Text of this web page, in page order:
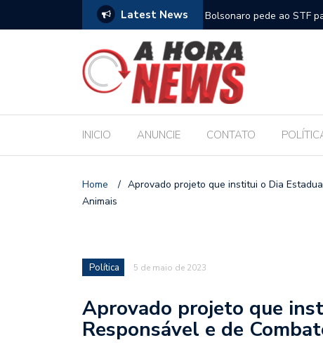
Latest News
com a Educação durante posse Bolsonaro pede ao STF
INICIO ANUNCIE CONTATO
Home / Aprovado projeto que institui o Dia
Animais
Política 5 de maio de 2023
Aprovado projeto que
Responsável e de